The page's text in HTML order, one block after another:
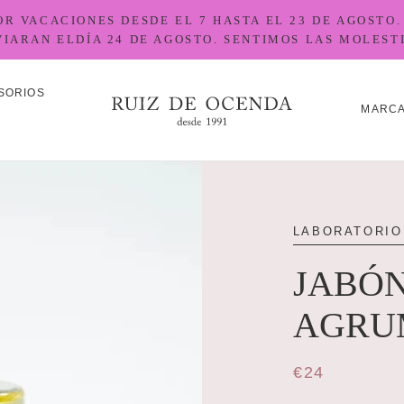
VACACIONES DESDE EL 7 HASTA EL 23 DE
ELDÍA 24 DE AGOSTO. SENTIMOS LAS
€24